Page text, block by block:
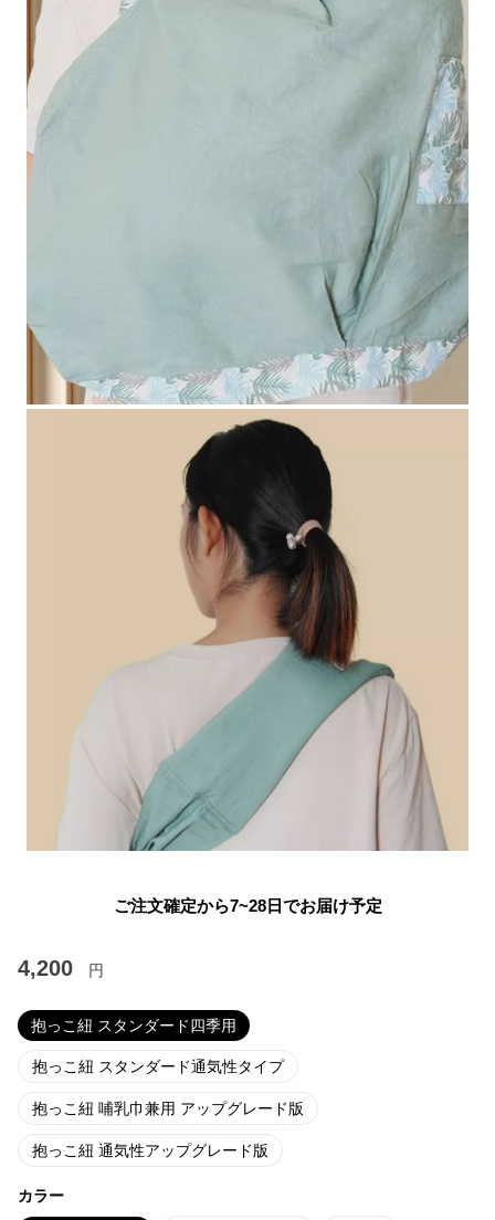
ご注文確定から7~28日でお届け予定
4,200 円
抱っこ紐 スタンダード四季用
抱っこ紐 スタンダード通気性タイプ
抱っこ紐 哺乳巾兼用 アップグレード版
抱っこ紐 通気性アップグレード版
カラー